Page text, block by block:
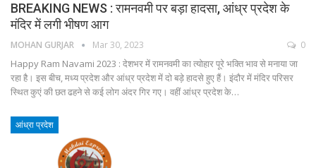
BREAKING NEWS : रामनवमी पर बड़ा हादसा, आंध्र प्रदेश के
मंदिर में लगी भीषण आग
MOHAN GURJAR Mar 30, 2023 0
Happy Ram Navami 2023 : देशभर में रामनवमी का त्योहार पूरे भक्ति भाव से मनाया जा
रहा है। इस बीच, मध्य प्रदेश और आंध्र प्रदेश में दो बड़े हादसे हुए हैं। इंदौर में मंदिर परिसर
स्थित कुएं की छत ढहने से कई लोग अंदर गिर गए। वहीं आंध्र प्रदेश के…
आंध्रा प्रदेश